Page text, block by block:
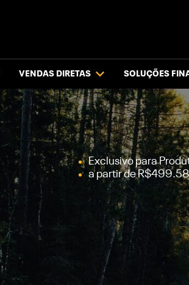
VENDAS DIRETAS SOLUÇÕES
Exclusivo para
a partir de R$499.58